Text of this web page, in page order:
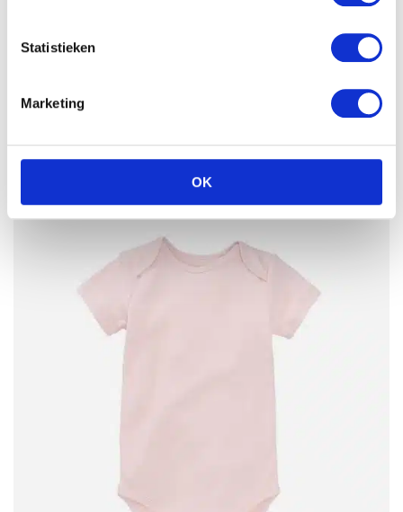
Statistieken
Marketing
OK